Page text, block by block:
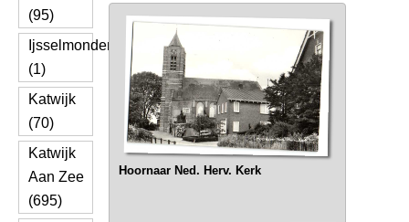
(95)
Ijsselmonden
(1)
Katwijk
(70)
Katwijk
Aan Zee
(695)
Hoornaar Ned. Herv. Kerk